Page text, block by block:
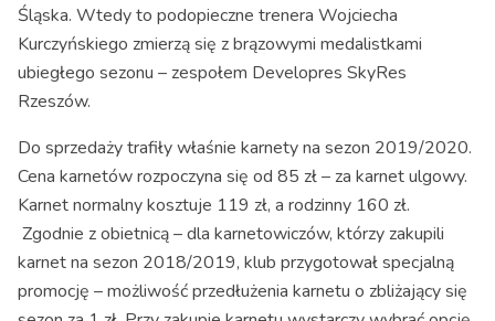
Śląska. Wtedy to podopieczne trenera Wojciecha
Kurczyńskiego zmierzą się z brązowymi medalistkami
ubiegłego sezonu – zespołem Developres SkyRes
Rzeszów.
Do sprzedaży trafiły właśnie karnety na sezon 2019/2020.
Cena karnetów rozpoczyna się od 85 zł – za karnet ulgowy.
Karnet normalny kosztuje 119 zł, a rodzinny 160 zł.
Zgodnie z obietnicą – dla karnetowiczów, którzy zakupili
karnet na sezon 2018/2019, klub przygotował specjalną
promocję – możliwość przedłużenia karnetu o zbliżający się